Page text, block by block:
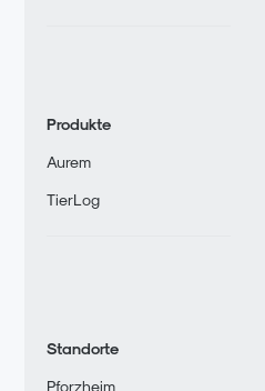
Produkte
Aurem
TierLog
Standorte
Pforzheim